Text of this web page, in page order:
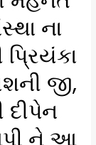
ના
જી,
દીપેન